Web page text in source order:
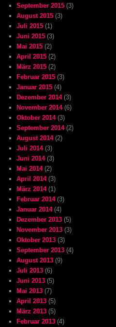
September 2015 (3)
August 2015 (3)
Juli 2015 (1)
Juni 2015 (3)
Mai 2015 (2)
April 2015 (2)
März 2015 (2)
Februar 2015 (3)
Januar 2015 (4)
Dezember 2014(3)
November 2014(6)
Oktober 2014(3)
September 2014(2)
August 2014(2)
Juli 2014(3)
Juni 2014(3)
Mai 2014(2)
April 2014(3)
März 2014(1)
Februar 2014(3)
Januar 2014(4)
Dezember 2013 (5)
November 2013 (3)
Oktober 2013 (3)
September 2013 (4)
August 2013 (9)
Juli 2013 (6)
Juni 2013 (5)
Mai 2013 (7)
April 2013 (5)
März 2013 (5)
Februar 2013 (4)